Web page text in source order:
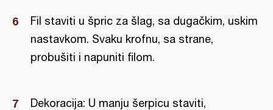
Fil staviti u špric za šlag, sa dugačkim, uskim
nastavkom. Svaku krofnu, sa strane,
probušiti i napuniti filom.
Dekoracija: U manju šerpicu staviti,